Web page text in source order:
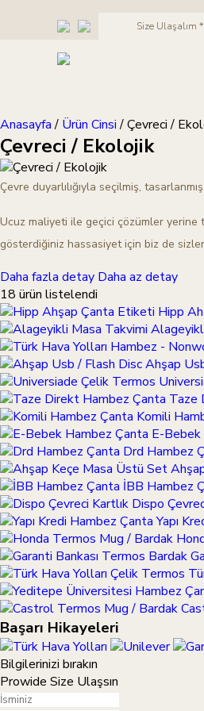
Size Ulaşalım *
Anasayfa / Ürün Cinsi /Çevreci /
Çevreci / Ekolojik
Çevre duyarlılığıyla seçilmiş,
Ucuz maliyeti ile geçici çözümler yerine
gösterdiğiniz hassasiyet için biz de
Daha fazla detay Daha az detay
18 ürün listelendi
Hipp
Ahşap
Taze
Komili
E-
Drd Hambez
İBB Hambez
Dispo
Yapı
Başarı Hikayeleri
Bilgilerinizi bırakın
Prowide Size Ulaşsın